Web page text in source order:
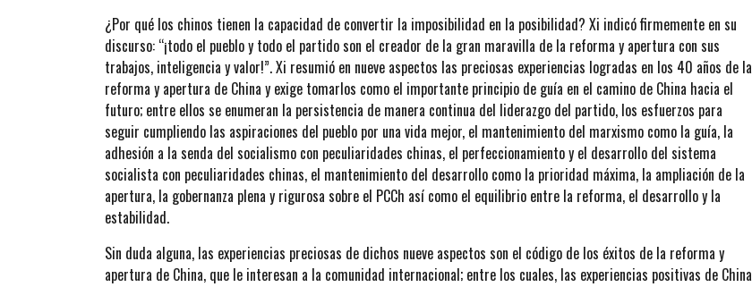
¿Por qué los chinos tienen la capacidad de convertir la imposibilidad en la posibilidad? Xi indicó firmemente en su
discurso: “¡todo el pueblo y todo el partido son el creador de la gran maravilla de la reforma y apertura con sus
trabajos, inteligencia y valor!”. Xi resumió en nueve aspectos las preciosas experiencias logradas en los 40 años de la
reforma y apertura de China y exige tomarlos como el importante principio de guía en el camino de China hacia el
futuro; entre ellos se enumeran la persistencia de manera continua del liderazgo del partido, los esfuerzos para
seguir cumpliendo las aspiraciones del pueblo por una vida mejor, el mantenimiento del marxismo como la guía, la
adhesión a la senda del socialismo con peculiaridades chinas, el perfeccionamiento y el desarrollo del sistema
socialista con peculiaridades chinas, el mantenimiento del desarrollo como la prioridad máxima, la ampliación de la
apertura, la gobernanza plena y rigurosa sobre el PCCh así como el equilibrio entre la reforma, el desarrollo y la
estabilidad.
Sin duda alguna, las experiencias preciosas de dichos nueve aspectos son el código de los éxitos de la reforma y
apertura de China, que le interesan a la comunidad internacional; entre los cuales, las experiencias positivas de China